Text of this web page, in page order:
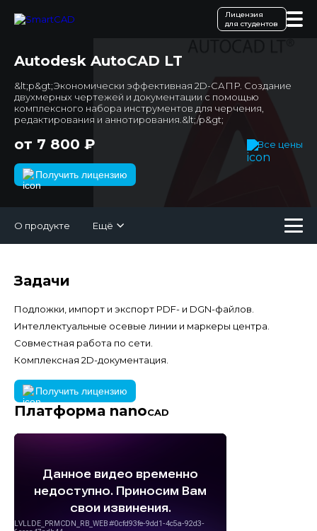
Лицензия
для студентов
Autodesk AutoCAD LT
&lt;p&gt;Экономически эффективная 2D-САПР. Создание
двухмерных чертежей и документации с помощью
комплексного набора инструментов для черчения,
редактирования и аннотирования.&lt;/p&gt;
от 7 800 ₽ Все цены
Получить лицензию
О продукте Ещё
Задачи
Подложки, импорт и экспорт PDF- и DGN-файлов.
Интеллектуальные осевые линии и маркеры центра.
Совместная работа по сети.
Комплексная 2D-документация.
Получить лицензию
Платформа nanoCAD